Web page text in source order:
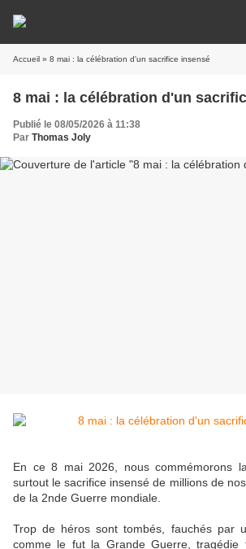
Accueil » 8 mai : la célébration d'un sacrifice insensé
8 mai : la célébration d'un
Publié le 08/05/2026 à 11:38
Par Thomas Joly
En ce 8 mai 2026, nous commémorons
surtout le sacrifice insensé de millions de
de la 2nde Guerre mondiale.
Trop de héros sont tombés, fauchés par
comme le fut la Grande Guerre, tragédie